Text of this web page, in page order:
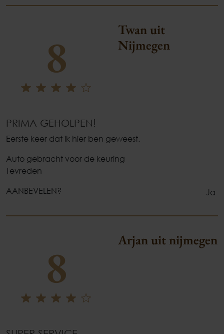
8
Twan uit
Nijmegen
PRIMA GEHOLPEN!
Eerste keer dat ik hier ben geweest.
Auto gebracht voor de keuring
Tevreden
AANBEVELEN?
Ja
8 Arjan uit nijmegen